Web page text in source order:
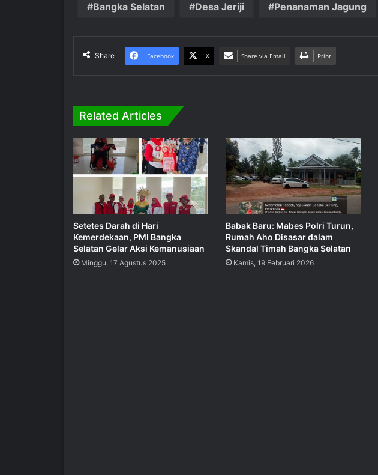
Bangka Selatan Desa Jeriji Penanaman Jagung
Share Facebook X Share via Email Print
Related Articles
Setetes Darah di Hari
Kemerdekaan, PMI Bangka
Selatan Gelar Aksi Kemanusiaan
Minggu, 17 Agustus 2025
Babak Baru: Mabes Polri Turun,
Rumah Aho Disasar dalam
Skandal Timah Bangka Selatan
Kamis, 19 Februari 2026